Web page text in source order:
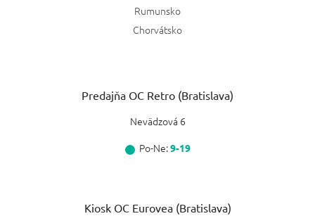
Rumunsko
Chorvátsko
Predajňa OC Retro (Bratislava)
Nevädzová 6
Po-Ne:9-19
Kiosk OC Eurovea (Bratislava)